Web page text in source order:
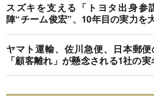
スズキを支える「トヨタ出身
陣“チーム俊宏”、10年目の実力を
ヤマト運輸、佐川急便、日本郵
「顧客離れ」が懸念される1社の実